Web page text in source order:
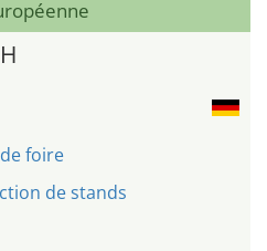
foire
de stands